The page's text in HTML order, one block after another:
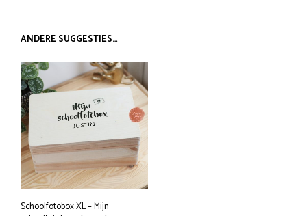
ANDERE SUGGESTIES…
Schoolfotobox XL – Mijn